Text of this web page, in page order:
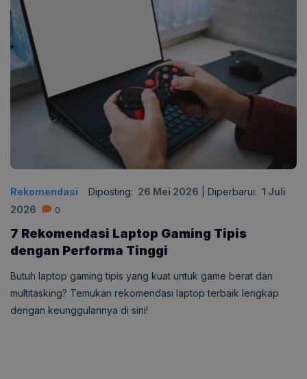
Rekomendasi Diposting: 26 Mei 2026 Diperbarui: 1 Juli
2026
0
7 Rekomendasi Laptop Gaming Tipis
dengan Performa Tinggi
Butuh laptop gaming tipis yang kuat untuk game berat dan
multitasking? Temukan rekomendasi laptop terbaik lengkap
dengan keunggulannya di sini!